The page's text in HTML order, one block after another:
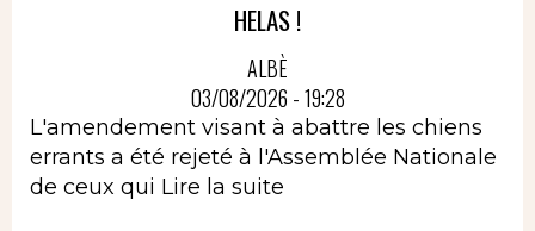
HELAS !
ALBÈ
03/08/2026 - 19:28
L'amendement visant à abattre les chiens
errants a été rejeté à l'Assemblée Nationale
de ceux qui Lire la suite